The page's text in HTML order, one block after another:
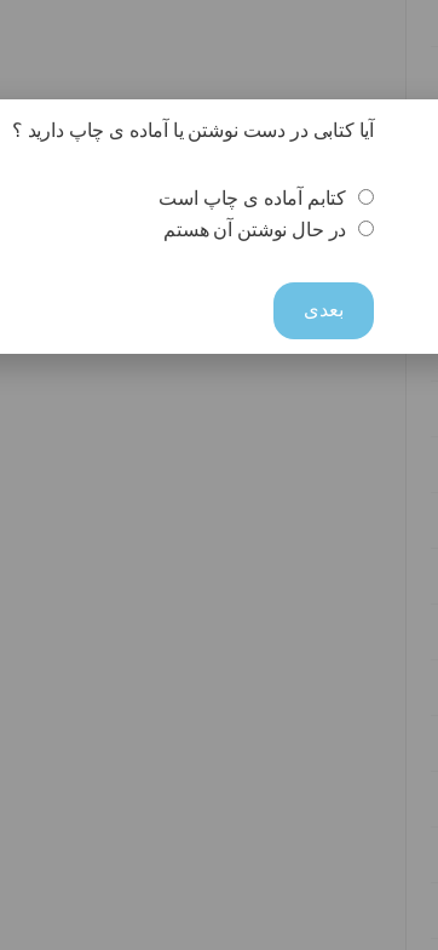
آیا کتابی در دست نوشتن یا آماده ی چاپ دارید ؟
کتابم آماده ی چاپ است
در حال نوشتن آن هستم
بعدی